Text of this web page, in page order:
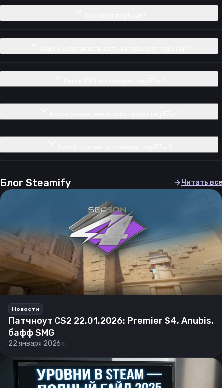
Блог Steamify Читать все
Новости
Патчноут CS2 22.01.2026: Premier S4, Anubis,
бафф SMG
22 января 2026 г.